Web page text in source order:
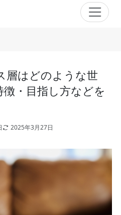
層はどのような世
・目指し方などを
2025年3月27日